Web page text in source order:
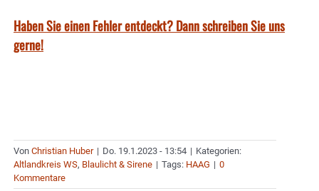
Haben Sie einen Fehler entdeckt? Dann schreiben Sie uns
gerne!
Von Christian Huber | Do. 19.1.2023 - 13:54 | Kategorien:
Altlandkreis WS, Blaulicht & Sirene | Tags: HAAG | 0
Kommentare